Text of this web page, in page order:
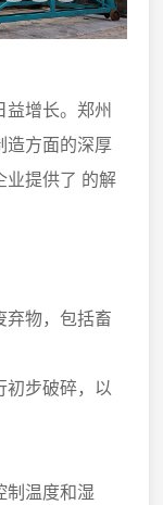
益增长。郑州
造方面的深厚
业提供了 的解
弃物，包括畜
初步破碎，以
制温度和湿